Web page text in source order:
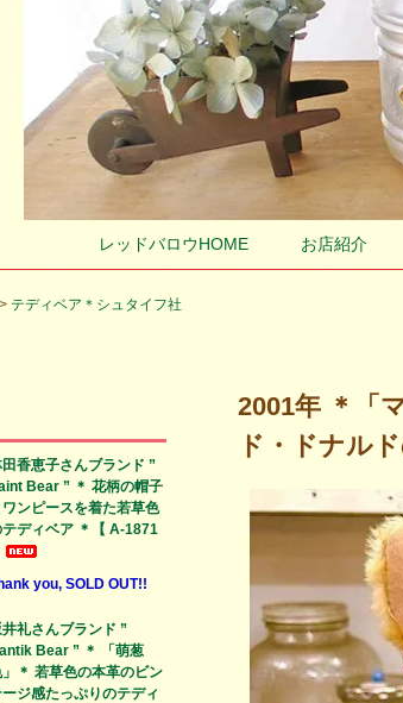
レッドバロウHOME お店紹介
> テディベア＊シュタイフ社
香恵子さんブランド ”
Bear ” ＊ 花柄の帽子
ワンピースを着た若草色
テディベア ＊【 A-1871
you, SOLD OUT!!
礼さんブランド ”
Bear ” ＊ 「萌葱
＊ 若草色の本革のビン
ジ感たっぷりのテディ
2001年 ＊「
ド・ドナル